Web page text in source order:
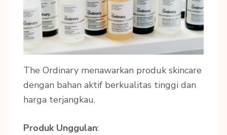
The Ordinary menawarkan produk skincare
dengan bahan aktif berkualitas tinggi dan
harga terjangkau.
Produk Unggulan: